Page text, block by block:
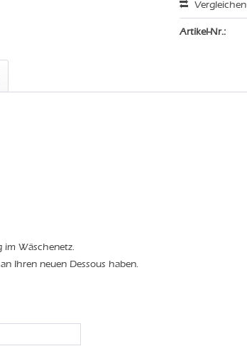
Vergleichen
Artikel-Nr.:
im Wäschenetz.
Ihren neuen Dessous haben.